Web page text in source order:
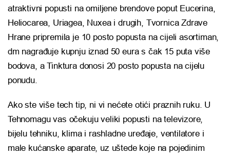
atraktivni popusti na omiljene brendove poput Eucerina,
Heliocarea, Uriagea, Nuxea i drugih, Tvornica Zdrave
Hrane pripremila je 10 posto popusta na cijeli asortiman,
dm nagrađuje kupnju iznad 50 eura s čak 15 puta više
bodova, a Tinktura donosi 20 posto popusta na cijelu
ponudu.
Ako ste više tech tip, ni vi nećete otići praznih ruku. U
Tehnomagu vas očekuju veliki popusti na televizore,
bijelu tehniku, klima i rashladne uređaje, ventilatore i
male kućanske aparate, uz uštede koje na pojedinim